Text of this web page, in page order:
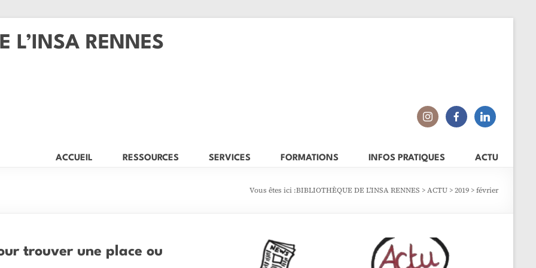
L’INSA RENNES
ACCUEIL RESSOURCES SERVICES FORMATIONS INFOS PRATIQUES ACTU
Vous êtes ici :BIBLIOTHÈQUE DE L'INSA RENNES >ACTU >2019 >février
trouver une place ou